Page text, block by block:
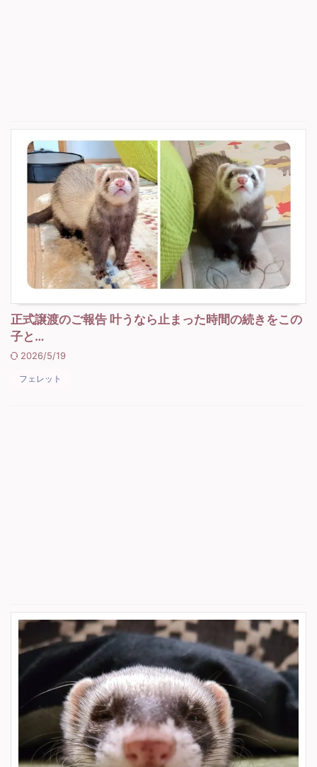
正式譲渡のご報告 叶うなら止まった時間の続きをこの
子と…
2026/5/19
フェレット